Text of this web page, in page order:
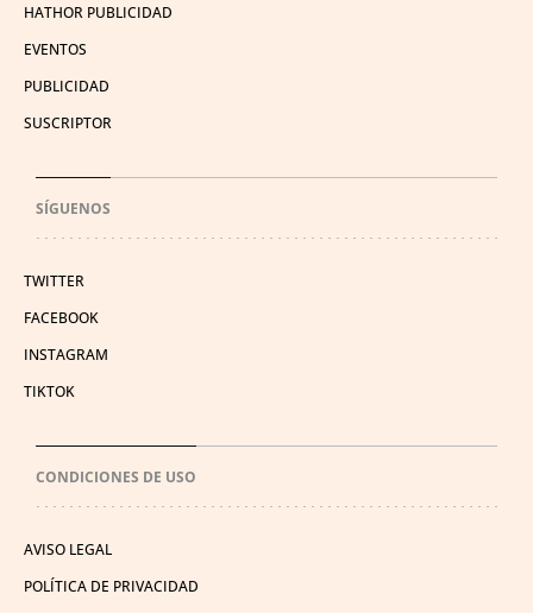
HATHOR PUBLICIDAD
EVENTOS
PUBLICIDAD
SUSCRIPTOR
SÍGUENOS
TWITTER
FACEBOOK
INSTAGRAM
TIKTOK
CONDICIONES DE USO
AVISO LEGAL
POLÍTICA DE PRIVACIDAD